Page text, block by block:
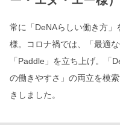
常に「DeNAらしい働き方
様。コロナ禍では、「最適
「Paddle」を立ち上げ。「
の働きやすさ」の両立を模
きしました。